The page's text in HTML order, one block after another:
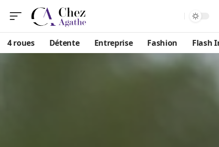
4 roues Détente Entreprise Fashion Flash